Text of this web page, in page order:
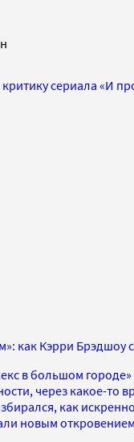
сериала «И
как Кэрри Брэдшоу
в большом
через какое-то
как
новым